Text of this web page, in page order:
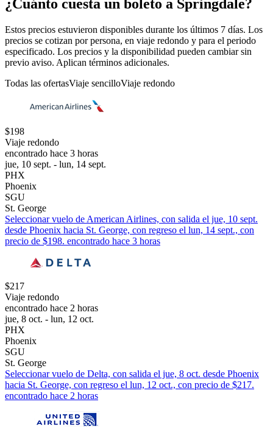
¿Cuánto cuesta un boleto a Springdale?
Estos precios estuvieron disponibles durante los últimos 7 días. Los
precios se cotizan por persona, en viaje redondo y para el periodo
especificado. Los precios y la disponibilidad pueden cambiar sin
previo aviso. Aplican términos adicionales.
Todas las ofertasViaje sencilloViaje redondo
$198
Viaje redondo
encontrado hace 3 horas
jue, 10 sept. - lun, 14 sept.
PHX
Phoenix
SGU
St. George
Seleccionar vuelo de American Airlines, con salida el jue, 10 sept.
desde Phoenix hacia St. George, con regreso el lun, 14 sept., con
precio de $198. encontrado hace 3 horas
$217
Viaje redondo
encontrado hace 2 horas
jue, 8 oct. - lun, 12 oct.
PHX
Phoenix
SGU
St. George
Seleccionar vuelo de Delta, con salida el jue, 8 oct. desde Phoenix
hacia St. George, con regreso el lun, 12 oct., con precio de $217.
encontrado hace 2 horas